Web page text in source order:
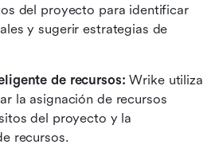
del proyecto para identificar
y sugerir estrategias de
de recursos: Wrike utiliza
la asignación de recursos
del proyecto y la
recursos.